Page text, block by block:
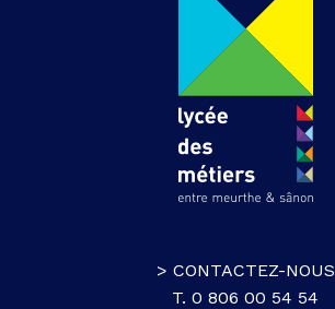
> CONTACTEZ-NOUS
T. 0 806 00 54 54